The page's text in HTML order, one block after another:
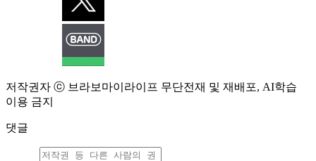
저작권자 ⓒ 브라보마이라이프 무단전재 및 재배포, AI학습
이용 금지
댓글